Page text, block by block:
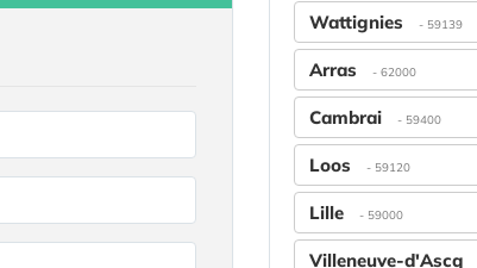
Wattignies - 59139
Arras - 62000
Cambrai - 59400
Loos - 59120
Lille - 59000
Villeneuve-d'Ascq